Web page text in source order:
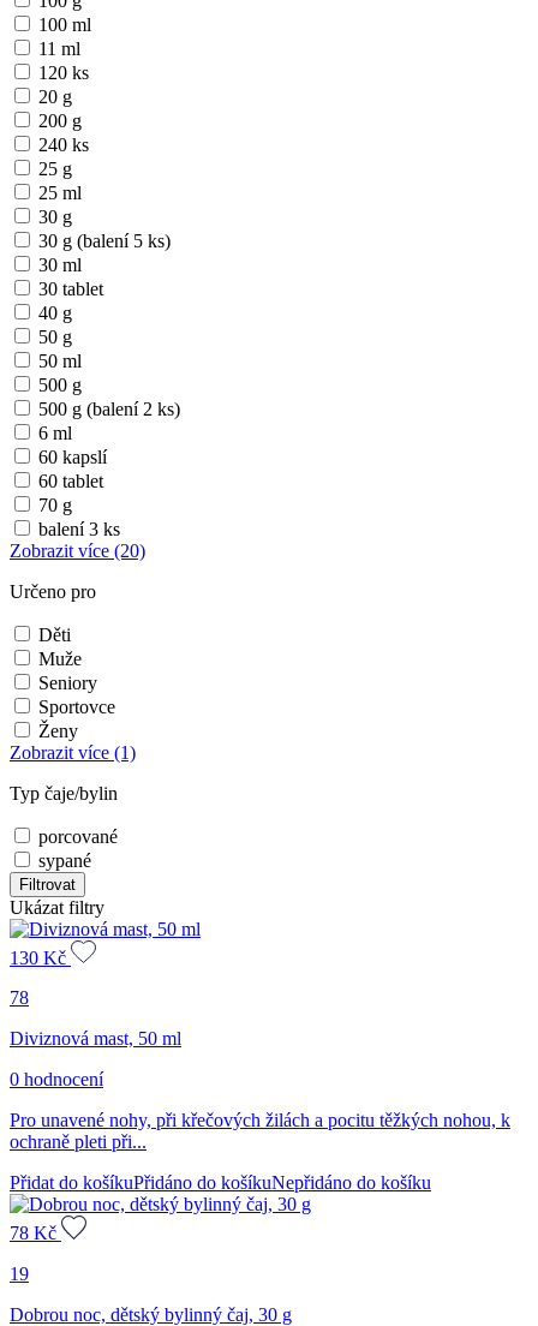
100 ml
11 ml
120 ks
20 g
200 g
240 ks
25 g
25 ml
30 g
30 g (balení 5 ks)
30 ml
30 tablet
40 g
50 g
50 ml
500 g
500 g (balení 2 ks)
6 ml
60 kapslí
60 tablet
70 g
balení 3 ks
Zobrazit více (20)
Určeno pro
Děti
Muže
Seniory
Sportovce
Ženy
Zobrazit více (1)
Typ čaje/bylin
porcované
sypané
Filtrovat
Ukázat filtry
130 Kč
78
Diviznová mast, 50 ml
0 hodnocení
Pro unavené nohy, při křečových žilách a pocitu těžkých nohou, k
ochraně pleti při...
Přidat do košíkuPřidáno do košíkuNepřidáno do košíku
78 Kč
19
Dobrou noc, dětský bylinný čaj, 30 g